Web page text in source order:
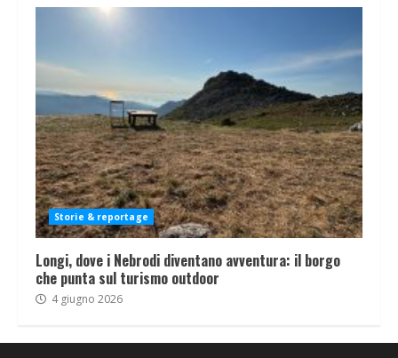
Storie & reportage
Longi, dove i Nebrodi diventano avventura: il borgo
che punta sul turismo outdoor
4 giugno 2026